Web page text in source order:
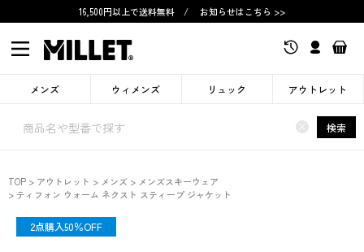
16,500円以上で送料無料 / お知らせはこちら >>
メンズ ウィメンズ リュック アウトレット
× 検索
TOP アウトレット メンズ
メンズスキーウェア
ティフォン ウォーム ネクスト スティープ ジャケット
OUTLET
2点購入50％OFF